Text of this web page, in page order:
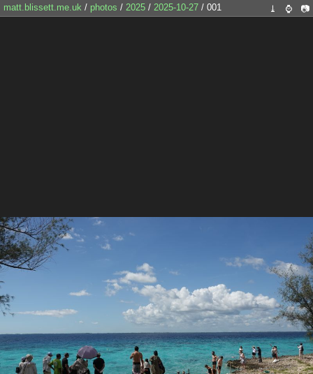
matt.blissett.me.uk / photos / 2025 / 2025-10-27 / 001 ⤓ ⌚ 📷